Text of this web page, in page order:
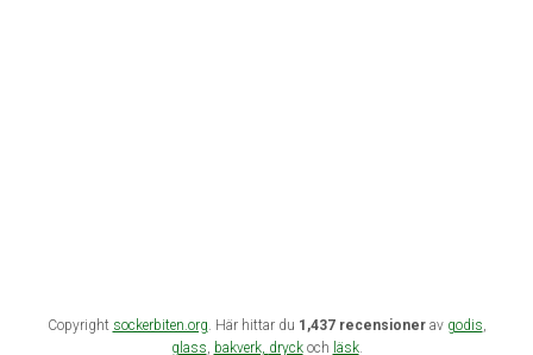
Copyright sockerbiten.org. Här hittar du 1,437 recensionerav godis,
glass, bakverk, dryckoch läsk.